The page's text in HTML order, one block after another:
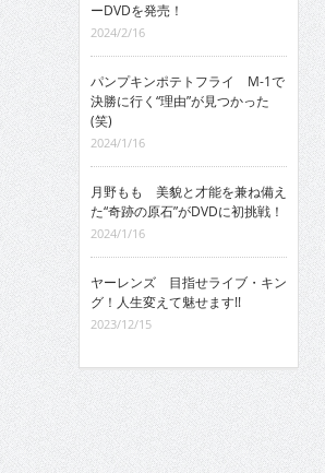
ーDVDを発売！
2024/2/16
パンプキンポテトフライ M-1で
決勝に行く“理由”が見つかった
(笑)
2024/1/16
月野もも 美貌と才能を兼ね備え
た“奇跡の原石”がDVDに初挑戦！
2024/1/16
ヤーレンズ 目指せライブ・キン
グ！人生変えて魅せます!!
2023/12/15